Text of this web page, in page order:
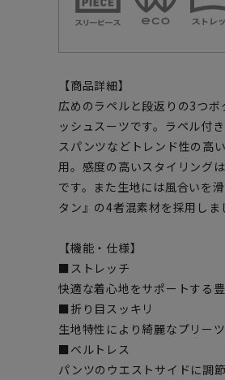
【商品詳細】
広めのラペルと段返りの3つ
ッシュスーツです。ラペル付
スパンツなどトレンド性の高
用。感度の高いスタイリング
です。また生地には風合いを
タン』の4者混素材を採用しま
【機能・仕様】
■ストレッチ
快適な着心地をサポートする
■折り目スッキリ
生地特性により綺麗なプリー
■ベルトレス
パンツのウエストサイドに調